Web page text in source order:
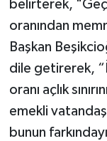
belirterek,
oranından
Başkan
dile getirerek,
oranı açlık
emekli
bunun